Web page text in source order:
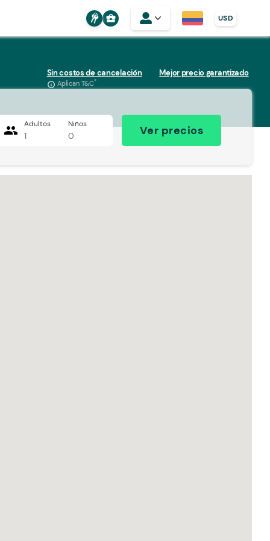
business_center USD
Sin costos de cancelación
info_outline Aplican T&C*
Mejor precio garantizado
people Adultos
1
Niños
0 Ver precios